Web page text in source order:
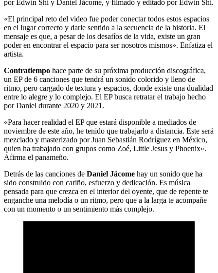
por Edwin Shi y Daniel Jácome, y filmado y editado por Edwin Shi.
«El principal reto del video fue poder conectar todos estos espacios
en el lugar correcto y darle sentido a la secuencia de la historia. El
mensaje es que, a pesar de los desafíos de la vida, existe un gran
poder en encontrar el espacio para ser nosotros mismos». Enfatiza el
artista.
Contratiempo hace parte de su próxima producción discográfica,
un EP de 6 canciones que tendrá un sonido colorido y lleno de
ritmo, pero cargado de textura y espacios, donde existe una dualidad
entre lo alegre y lo complejo. El EP busca retratar el trabajo hecho
por Daniel durante 2020 y 2021.
«Para hacer realidad el EP que estará disponible a mediados de
noviembre de este año, he tenido que trabajarlo a distancia. Este será
mezclado y masterizado por Juan Sebastián Rodríguez en México,
quien ha trabajado con grupos como Zoé, Little Jesus y Phoenix».
Afirma el panameño.
Detrás de las canciones de Daniel Jácome hay un sonido que ha
sido construido con cariño, esfuerzo y dedicación. Es música
pensada para que crezca en el interior del oyente, que de repente te
enganche una melodía o un ritmo, pero que a la larga te acompañe
con un momento o un sentimiento más complejo.